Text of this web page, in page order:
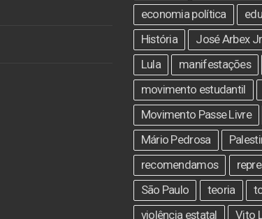
economia política
História
José Arbex Jr.
Lula
manifestações
movimento estudantil
Movimento Passe Livre
Mário Pedrosa
recomendamos
São Paulo
teoria
violência estatal
Vito